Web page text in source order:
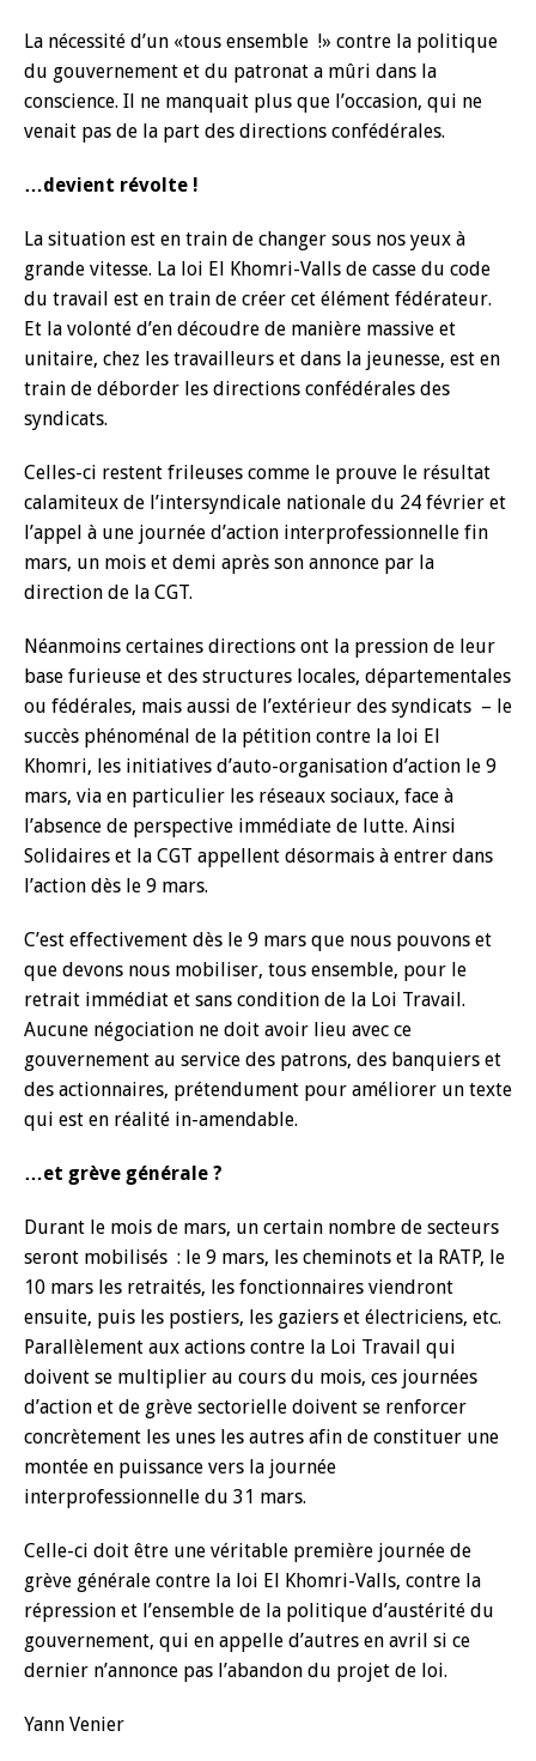
La nécessité d’un «tous ensemble !» contre la politique
du gouvernement et du patronat a mûri dans la
conscience. Il ne manquait plus que l’occasion, qui ne
venait pas de la part des directions confédérales.
…devient révolte !
La situation est en train de changer sous nos yeux à
grande vitesse. La loi El Khomri-Valls de casse du code
du travail est en train de créer cet élément fédérateur.
Et la volonté d’en découdre de manière massive et
unitaire, chez les travailleurs et dans la jeunesse, est en
train de déborder les directions confédérales des
syndicats.
Celles-ci restent frileuses comme le prouve le résultat
calamiteux de l’intersyndicale nationale du 24 février et
l’appel à une journée d’action interprofessionnelle fin
mars, un mois et demi après son annonce par la
direction de la CGT.
Néanmoins certaines directions ont la pression de leur
base furieuse et des structures locales, départementales
ou fédérales, mais aussi de l’extérieur des syndicats – le
succès phénoménal de la pétition contre la loi El
Khomri, les initiatives d’auto-organisation d’action le 9
mars, via en particulier les réseaux sociaux, face à
l’absence de perspective immédiate de lutte. Ainsi
Solidaires et la CGT appellent désormais à entrer dans
l’action dès le 9 mars.
C’est effectivement dès le 9 mars que nous pouvons et
que devons nous mobiliser, tous ensemble, pour le
retrait immédiat et sans condition de la Loi Travail.
Aucune négociation ne doit avoir lieu avec ce
gouvernement au service des patrons, des banquiers et
des actionnaires, prétendument pour améliorer un texte
qui est en réalité in-amendable.
…et grève générale ?
Durant le mois de mars, un certain nombre de secteurs
seront mobilisés : le 9 mars, les cheminots et la RATP, le
10 mars les retraités, les fonctionnaires viendront
ensuite, puis les postiers, les gaziers et électriciens, etc.
Parallèlement aux actions contre la Loi Travail qui
doivent se multiplier au cours du mois, ces journées
d’action et de grève sectorielle doivent se renforcer
concrètement les unes les autres afin de constituer une
montée en puissance vers la journée
interprofessionnelle du 31 mars.
Celle-ci doit être une véritable première journée de
grève générale contre la loi El Khomri-Valls, contre la
répression et l’ensemble de la politique d’austérité du
gouvernement, qui en appelle d’autres en avril si ce
dernier n’annonce pas l’abandon du projet de loi.
Yann Venier